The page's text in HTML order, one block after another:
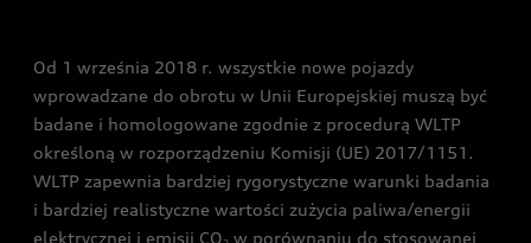
Audi exclusive
Od 1 września 2018 r. wszystkie nowe pojazdy
wprowadzane do obrotu w Unii Europejskiej muszą być
badane i homologowane zgodnie z procedurą WLTP
określoną w rozporządzeniu Komisji (UE) 2017/1151.
WLTP zapewnia bardziej rygorystyczne warunki badania
i bardziej realistyczne wartości zużycia paliwa/energii
elektrycznej i emisji CO w porównaniu do stosowanej